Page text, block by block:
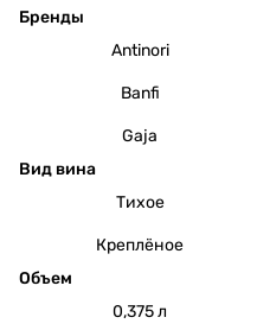
Бренды
Antinori
Banfi
Gaja
Вид вина
Тихое
Креплёное
Объем
0,375 л